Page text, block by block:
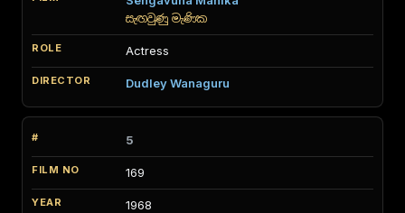
සැඟවුණු මැණික
Actress
Dudley Wanaguru
5
169
1968